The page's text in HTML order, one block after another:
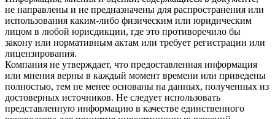
не направлены и не предназначены для распространения или
использования каким-либо физическим или юридическим
лицом в любой юрисдикции, где это противоречило бы
закону или нормативным актам или требует регистрации или
лицензирования.
Компания не утверждает, что предоставленная информация
или мнения верны в каждый момент времени или приведены
полностью, тем не менее основаны на данных, полученных из
достоверных источников. Не следует использовать
представленную информацию в качестве единственного